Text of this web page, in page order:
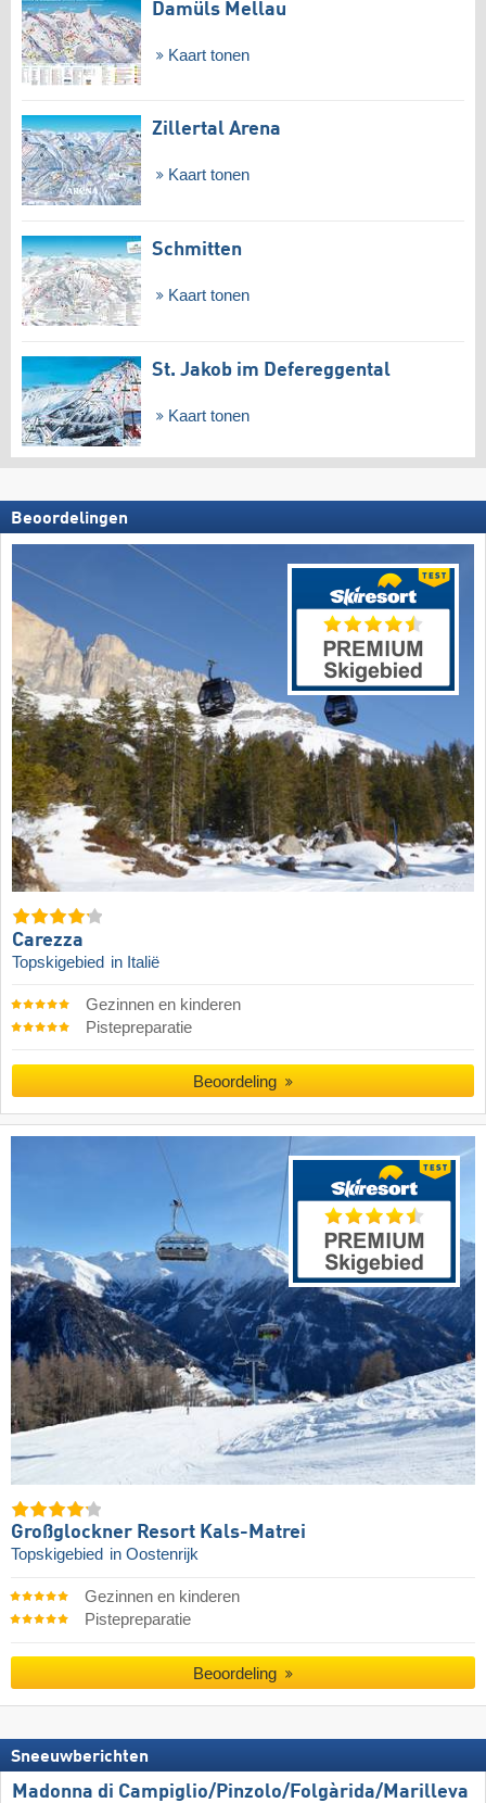
Damüls Mellau
Kaart tonen
Zillertal Arena
Kaart tonen
Schmitten
Kaart tonen
St. Jakob im Defereggental
Kaart tonen
Beoordelingen
Carezza
Topskigebied in Italië
Gezinnen en kinderen
Pistepreparatie
Beoordeling
Großglockner Resort Kals-Matrei
Topskigebied in Oostenrijk
Gezinnen en kinderen
Pistepreparatie
Beoordeling
Sneeuwberichten
Madonna di Campiglio/​Pinzolo/​Folgàrida/​Marilleva